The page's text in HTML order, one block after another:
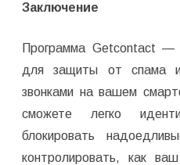
Заключение
Программа Getcontact —
для защиты от спама и
звонками на вашем
сможете легко
блокировать
контролировать, как